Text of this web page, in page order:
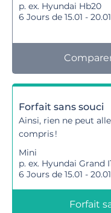
p. ex. Hyundai Hb20
6 Jours de 15.01 -
Forfait sans souci
Ainsi, rien ne peut
compris !
Mini
p. ex. Hyundai Grand
6 Jours de 15.01 -
Forfait